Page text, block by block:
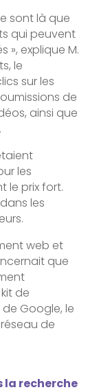
sont là que
qui peuvent
explique M.
le
sur les
de
ainsi que
les
le prix fort.
les
web et
que
de
Google, le
de
la recherche